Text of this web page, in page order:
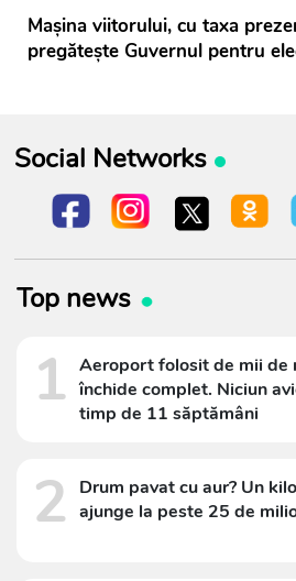
Mașina viitorului, cu taxa
pregătește Guvernul pentru
Social Networks
Top news
1 Aeroport folosit de mii de
închide complet. Niciun
timp de 11 săptămâni
2
Drum pavat cu aur? Un
ajunge la peste 25 de